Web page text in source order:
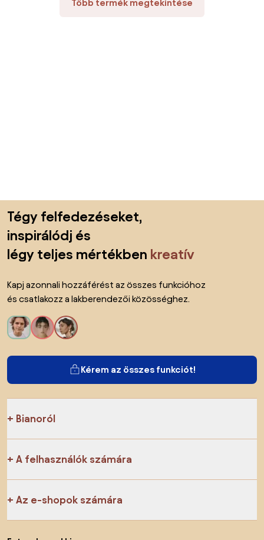
Több termék megtekintése
Tégy felfedezéseket,
inspirálódj és
légy teljes mértékben kreatív
Kapj azonnali hozzáférést az összes funkcióhoz
és csatlakozz a lakberendezői közösséghez.
Kérem az összes funkciót!
Bianoról
A felhasználók számára
Az e-shopok számára